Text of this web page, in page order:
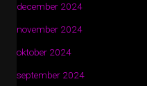
december 2024
november 2024
oktober 2024
september 2024